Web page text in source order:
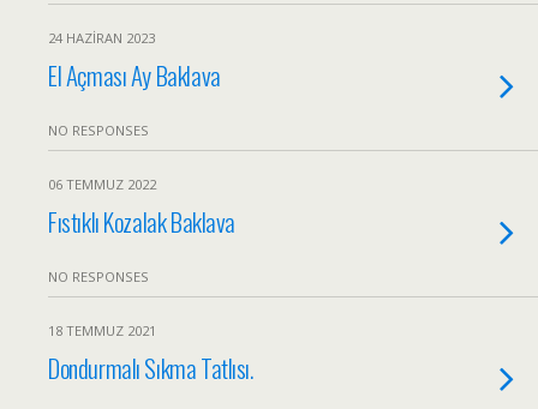
24 HAZIRAN 2023
El Açması Ay Baklava
NO RESPONSES
06 TEMMUZ 2022
Fıstıklı Kozalak Baklava
NO RESPONSES
18 TEMMUZ 2021
Dondurmalı Sıkma Tatlısı.